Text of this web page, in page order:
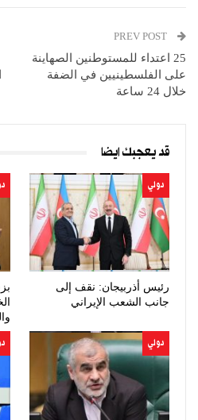
25 اعتداء للمستوطنين الصهاينة
على الفلسطينيين في الضفة
خلال 24 ساعة
قد يعجبك ايضا
دولي
رئيس أذربيجان: نقف إلى
جانب الشعب الإيراني
دولي